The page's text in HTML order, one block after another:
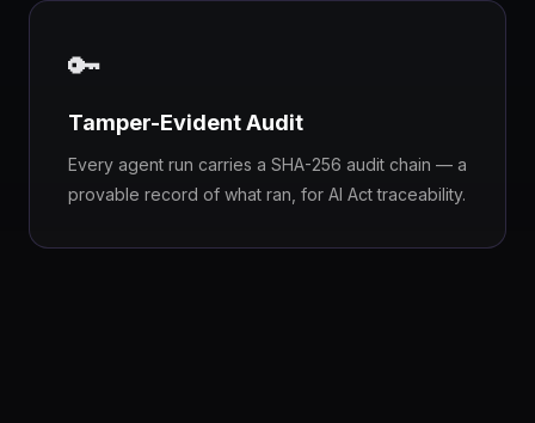
🔑
Tamper-Evident Audit
Every agent run carries a SHA-256 audit chain — a
provable record of what ran, for AI Act traceability.